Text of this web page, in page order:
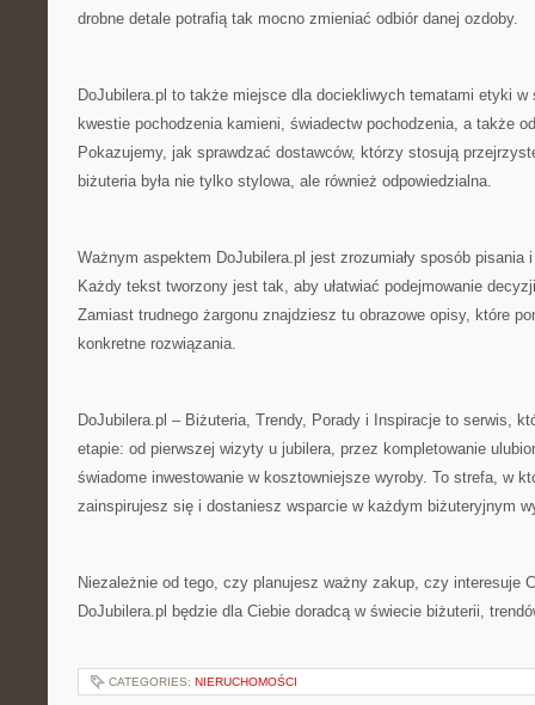
drobne detale potrafią tak mocno zmieniać odbiór danej ozdoby.
DoJubilera.pl to także miejsce dla dociekliwych tematami etyki
kwestie pochodzenia kamieni, świadectw pochodzenia, a także
Pokazujemy, jak sprawdzać dostawców, którzy stosują
biżuteria była nie tylko stylowa, ale również odpowiedzialna.
Ważnym aspektem DoJubilera.pl jest zrozumiały sposób pisania
Każdy tekst tworzony jest tak, aby ułatwiać podejmowanie
Zamiast trudnego żargonu znajdziesz tu obrazowe opisy, które
konkretne rozwiązania.
DoJubilera.pl – Biżuteria, Trendy, Porady i Inspiracje to serwis,
etapie: od pierwszej wizyty u jubilera, przez kompletowanie
świadome inwestowanie w kosztowniejsze wyroby. To strefa, w
zainspirujesz się i dostaniesz wsparcie w każdym biżuteryjnym
Niezależnie od tego, czy planujesz ważny zakup, czy interesuje
DoJubilera.pl będzie dla Ciebie doradcą w świecie biżuterii,
CATEGORIES: NIERUCHOMOŚCI